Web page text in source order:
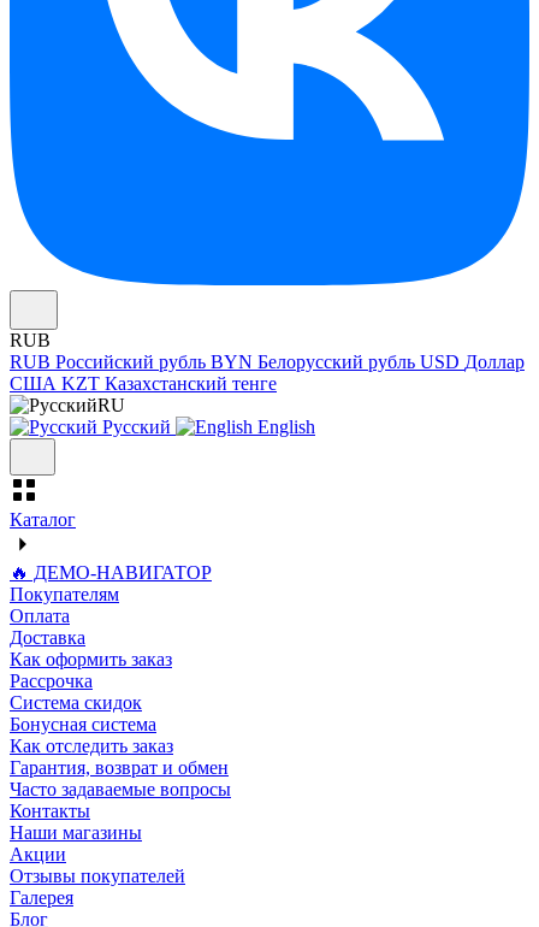
RUB
RUB Российский рубль BYN Белорусский рубль USD Доллар
США KZT Казахстанский тенге
RU
Русский
English
Каталог
🔥 ДЕМО-НАВИГАТОР
Покупателям
Оплата
Доставка
Как оформить заказ
Рассрочка
Система скидок
Бонусная система
Как отследить заказ
Гарантия, возврат и обмен
Часто задаваемые вопросы
Контакты
Наши магазины
Акции
Отзывы покупателей
Галерея
Блог